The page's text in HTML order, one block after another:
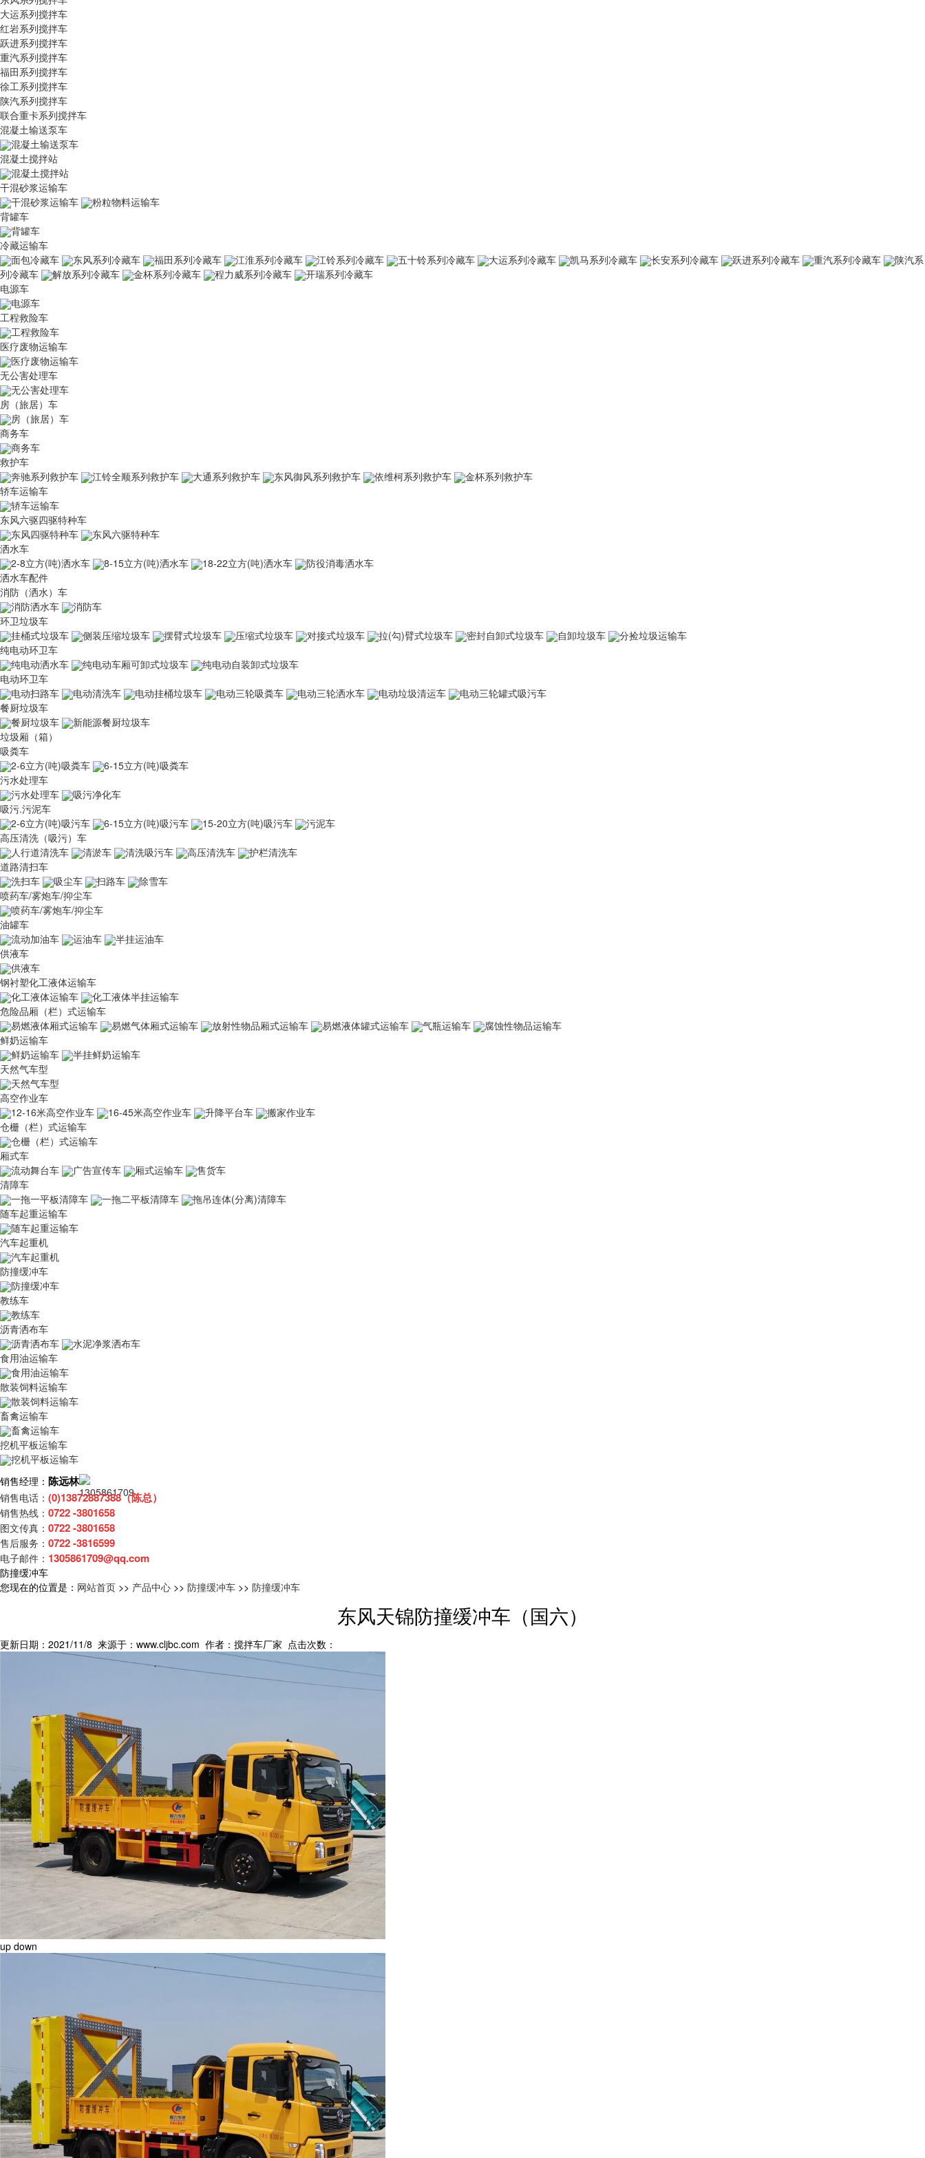
大运系列搅拌车
红岩系列搅拌车
跃进系列搅拌车
重汽系列搅拌车
福田系列搅拌车
徐工系列搅拌车
陕汽系列搅拌车
联合重卡系列搅拌车
混凝土输送泵车
混凝土输送泵车
混凝土搅拌站
混凝土搅拌站
干混砂浆运输车
干混砂浆运输车
粉粒物料运输车
背罐车
背罐车
冷藏运输车
面包冷藏车
东风系列冷藏车 福田系列冷藏车 江淮系列冷藏车 江铃系列冷藏车 五十铃系列冷藏车 大运系列冷藏车 凯马系列冷藏车 长安系列冷藏车 跃进系列冷藏车 重汽系列冷藏车
陕汽系
列冷藏车
解放系列冷藏车 金杯系列冷藏车 程力威系列冷藏车
开瑞系列冷藏车
电源车
电源车
工程救险车
工程救险车
医疗废物运输车
医疗废物运输车
无公害处理车
无公害处理车
房（旅居）车
房（旅居）车
商务车
商务车
救护车
奔驰系列救护车
江铃全顺系列救护车 大通系列救护车 东风御风系列救护车 依维柯系列救护车
金杯系列救护车
轿车运输车
轿车运输车
东风六驱四驱特种车
东风四驱特种车
东风六驱特种车
洒水车
2-8立方(吨)洒水车
8-15立方(吨)洒水车 18-22立方(吨)洒水车
防役消毒洒水车
洒水车配件
消防（洒水）车
消防洒水车
消防车
环卫垃圾车
挂桶式垃圾车
侧装压缩垃圾车 摆臂式垃圾车 压缩式垃圾车 对接式垃圾车 拉(勾)臂式垃圾车 密封自卸式垃圾车 自卸垃圾车
分捡垃圾运输车
纯电动环卫车
纯电动洒水车
纯电动车厢可卸式垃圾车
纯电动自装卸式垃圾车
电动环卫车
电动扫路车
电动清洗车 电动挂桶垃圾车 电动三轮吸粪车 电动三轮洒水车 电动垃圾清运车
电动三轮罐式吸污车
餐厨垃圾车
餐厨垃圾车
新能源餐厨垃圾车
垃圾厢（箱）
吸粪车
2-6立方(吨)吸粪车
6-15立方(吨)吸粪车
污水处理车
污水处理车
吸污净化车
吸污.污泥车
2-6立方(吨)吸污车
6-15立方(吨)吸污车 15-20立方(吨)吸污车
污泥车
高压清洗（吸污）车
人行道清洗车
清淤车 清洗吸污车 高压清洗车
护栏清洗车
道路清扫车
洗扫车
吸尘车 扫路车
除雪车
喷药车/雾炮车/抑尘车
喷药车/雾炮车/抑尘车
油罐车
流动加油车
运油车
半挂运油车
供液车
供液车
钢衬塑化工液体运输车
化工液体运输车
化工液体半挂运输车
危险品厢（栏）式运输车
易燃液体厢式运输车
易燃气体厢式运输车 放射性物品厢式运输车 易燃液体罐式运输车 气瓶运输车
腐蚀性物品运输车
鲜奶运输车
鲜奶运输车
半挂鲜奶运输车
天然气车型
天然气车型
高空作业车
12-16米高空作业车
16-45米高空作业车 升降平台车
搬家作业车
仓栅（栏）式运输车
仓栅（栏）式运输车
厢式车
流动舞台车
广告宣传车 厢式运输车
售货车
清障车
一拖一平板清障车
一拖二平板清障车
拖吊连体(分离)清障车
随车起重运输车
随车起重运输车
汽车起重机
汽车起重机
防撞缓冲车
防撞缓冲车
教练车
教练车
沥青洒布车
沥青洒布车
水泥净浆洒布车
食用油运输车
食用油运输车
散装饲料运输车
散装饲料运输车
畜禽运输车
畜禽运输车
挖机平板运输车
挖机平板运输车
销售经理： 陈远林
销售电话： (0)13872887388（陈总）
销售热线： 0722 -3801658
图文传真： 0722 -3801658
售后服务： 0722 -3816599
电子邮件： 1305861709@qq.com
防撞缓冲车
您现在的位置是： 网站首页 >> 产品中心 >> 防撞缓冲车 >> 防撞缓冲车
东风天锦防撞缓冲车（国六）
更新日期：2021/11/8 来源于：www.cljbc.com 作者：搅拌车厂家 点击次数：
up down